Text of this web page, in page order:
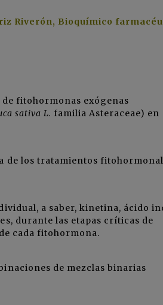
Riverón, Bioquímico
fitohormonas exógenas
sativa L. familia Asteraceae) en
de los tratamientos
a saber, kinetina, ácido
durante las etapas críticas de
cada fitohormona.
de mezclas binarias